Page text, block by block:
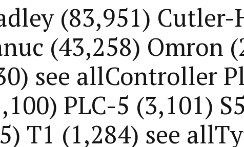
(83,951) Cutler-
(43,258) Omron
see allController
PLC-5 (3,101)
T1 (1,284) see